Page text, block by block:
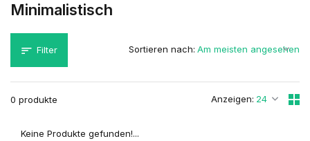
Minimalistisch
Filter
0 produkte Anzeigen:
Sortieren nach:
Keine Produkte gefunden!...